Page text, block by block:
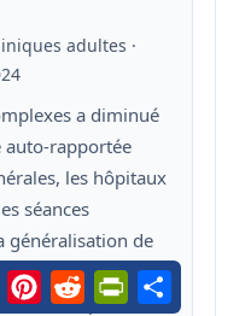
adultes ·
a diminué
les hôpitaux
séances
généralisation de
sains. Limite :
par
WhatsAppPinterestRedditPrintFriendly